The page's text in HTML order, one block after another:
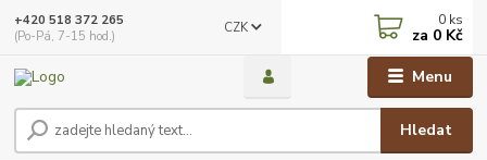
Menu
CZK
Hledat
+420 518 372 265
(Po-Pá, 7-15 hod.)
0 ks
za 0 Kč